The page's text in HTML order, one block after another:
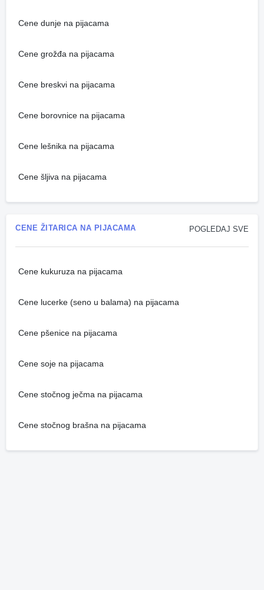
Cene dunje na pijacama
Cene grožđa na pijacama
Cene breskvi na pijacama
Cene borovnice na pijacama
Cene lešnika na pijacama
Cene šljiva na pijacama
POGLEDAJ SVE
CENE ŽITARICA NA PIJACAMA
Cene kukuruza na pijacama
Cene lucerke (seno u balama) na pijacama
Cene pšenice na pijacama
Cene soje na pijacama
Cene stočnog ječma na pijacama
Cene stočnog brašna na pijacama